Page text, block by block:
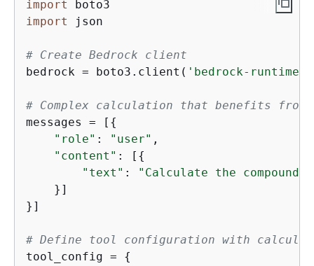
import
import
json
# Create Bedrock client
bedrock = boto3.client( 'bedrock-runtime'
# Complex calculation that benefits from
messages = [ {
"role" : "user" ,
"content" : [ {
"text" :
"Calculate the
    }]
}]
# Define tool configuration with
tool_config = {